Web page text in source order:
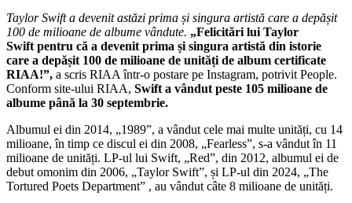
Taylor Swift a devenit astăzi prima și singura artistă care a depășit
100 de milioane de albume vândute. „Felicitări lui Taylor
Swift pentru că a devenit prima și singura artistă din istorie
care a depășit 100 de milioane de unități de album certificate
RIAA!”, a scris RIAA într-o postare pe Instagram, potrivit People.
Conform site-ului RIAA, Swift a vândut peste 105 milioane de
albume până la 30 septembrie.
Albumul ei din 2014, „1989”, a vândut cele mai multe unități, cu 14
milioane, în timp ce discul ei din 2008, „Fearless”, s-a vândut în 11
milioane de unități. LP-ul lui Swift, „Red”, din 2012, albumul ei de
debut omonim din 2006, „Taylor Swift”, și LP-ul din 2024, „The
Tortured Poets Department” , au vândut câte 8 milioane de unități.